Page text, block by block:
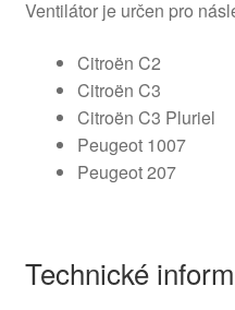
Ventilátor je určen pro
Citroën C2
Citroën C3
Citroën C3 Pluriel
Peugeot 1007
Peugeot 207
Technické